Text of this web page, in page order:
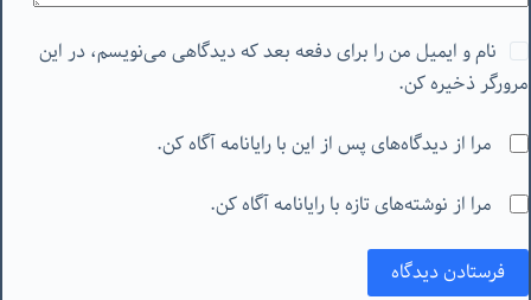
نام و ایمیل من را برای دفعه بعد که دیدگاهی می‌نویسم، در این
مرورگر ذخیره کن.
مرا از دیدگاه‌های پس از این با رایانامه آگاه کن.
مرا از نوشته‌های تازه با رایانامه آگاه کن.
فرستادن دیدگاه